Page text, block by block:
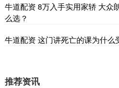
牛道配资 8万入手实用家轿 大众
么选？
牛道配资 这门讲死亡的课为什么
推荐资讯